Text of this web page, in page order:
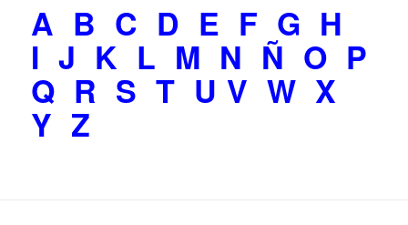
A B C D E F G H
I J K L M N Ñ O P
Q R S T U V W X
Y Z